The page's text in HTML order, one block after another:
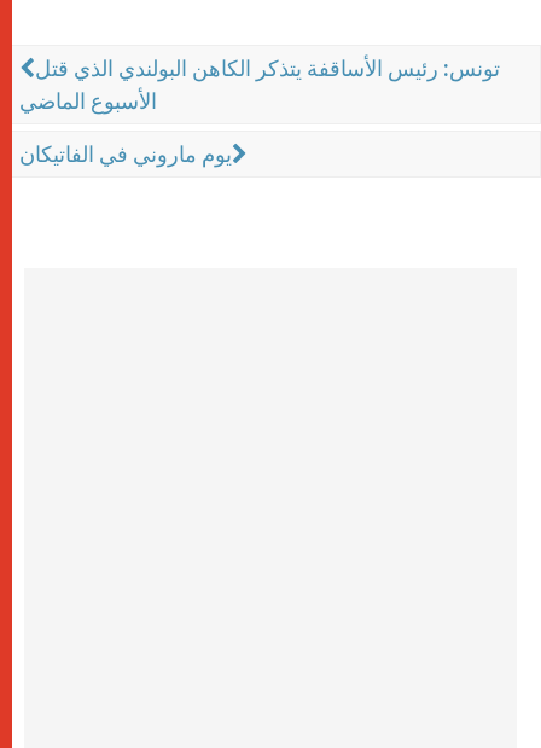
تونس: رئيس الأساقفة يتذكر الكاهن البولندي الذي قتل
الأسبوع الماضي
يوم ماروني في الفاتيكان